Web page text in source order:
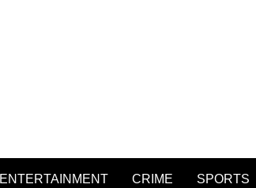
ENTERTAINMENT CRIME SPORTS